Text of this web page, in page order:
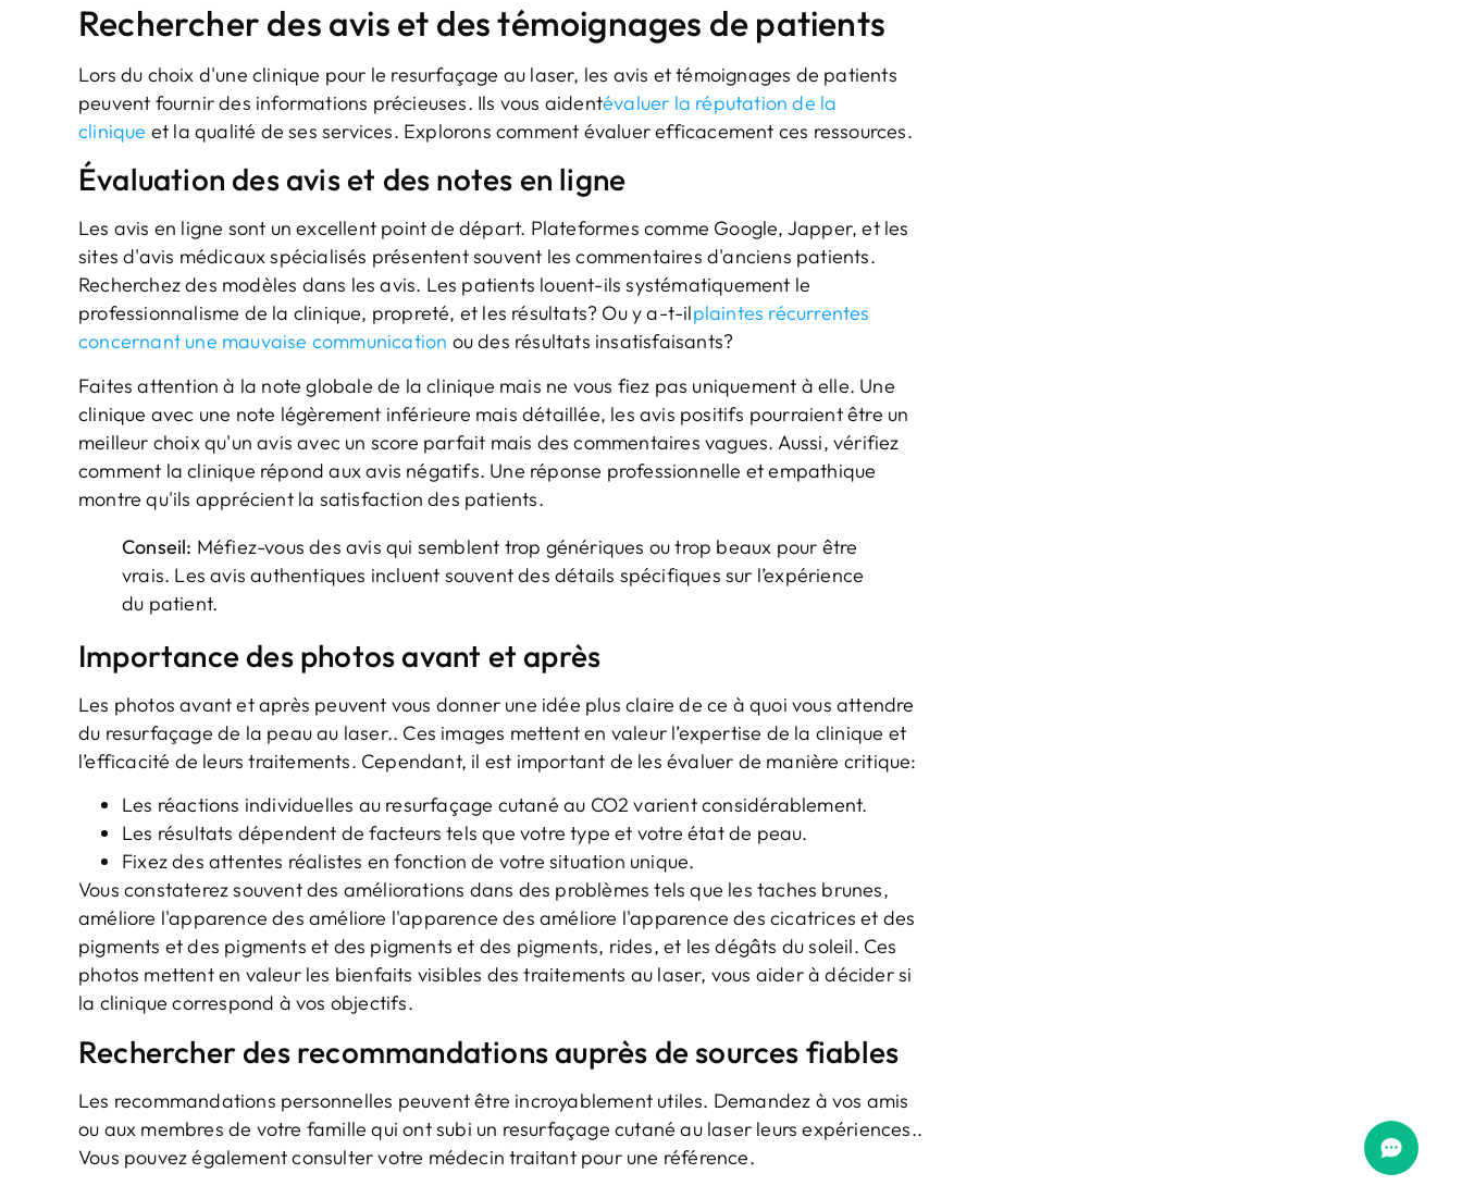
Rechercher des avis et des témoignages de patients
Lors du choix d'une clinique pour le resurfaçage au laser, les avis et témoignages de patients
peuvent fournir des informations précieuses. Ils vous aidentévaluer la réputation de la
clinique et la qualité de ses services. Explorons comment évaluer efficacement ces ressources.
Évaluation des avis et des notes en ligne
Les avis en ligne sont un excellent point de départ. Plateformes comme Google, Japper, et les
sites d'avis médicaux spécialisés présentent souvent les commentaires d'anciens patients.
Recherchez des modèles dans les avis. Les patients louent-ils systématiquement le
professionnalisme de la clinique, propreté, et les résultats? Ou y a-t-ilplaintes récurrentes
concernant une mauvaise communication ou des résultats insatisfaisants?
Faites attention à la note globale de la clinique mais ne vous fiez pas uniquement à elle. Une
clinique avec une note légèrement inférieure mais détaillée, les avis positifs pourraient être un
meilleur choix qu'un avis avec un score parfait mais des commentaires vagues. Aussi, vérifiez
comment la clinique répond aux avis négatifs. Une réponse professionnelle et empathique
montre qu'ils apprécient la satisfaction des patients.
Conseil: Méfiez-vous des avis qui semblent trop génériques ou trop beaux pour être
vrais. Les avis authentiques incluent souvent des détails spécifiques sur l’expérience
du patient.
Importance des photos avant et après
Les photos avant et après peuvent vous donner une idée plus claire de ce à quoi vous attendre
du resurfaçage de la peau au laser.. Ces images mettent en valeur l’expertise de la clinique et
l’efficacité de leurs traitements. Cependant, il est important de les évaluer de manière critique:
Les réactions individuelles au resurfaçage cutané au CO2 varient considérablement.
Les résultats dépendent de facteurs tels que votre type et votre état de peau.
Fixez des attentes réalistes en fonction de votre situation unique.
Vous constaterez souvent des améliorations dans des problèmes tels que les taches brunes,
améliore l'apparence des améliore l'apparence des améliore l'apparence des cicatrices et des
pigments et des pigments et des pigments et des pigments, rides, et les dégâts du soleil. Ces
photos mettent en valeur les bienfaits visibles des traitements au laser, vous aider à décider si
la clinique correspond à vos objectifs.
Rechercher des recommandations auprès de sources fiables
Les recommandations personnelles peuvent être incroyablement utiles. Demandez à vos amis
ou aux membres de votre famille qui ont subi un resurfaçage cutané au laser leurs expériences..
Vous pouvez également consulter votre médecin traitant pour une référence.